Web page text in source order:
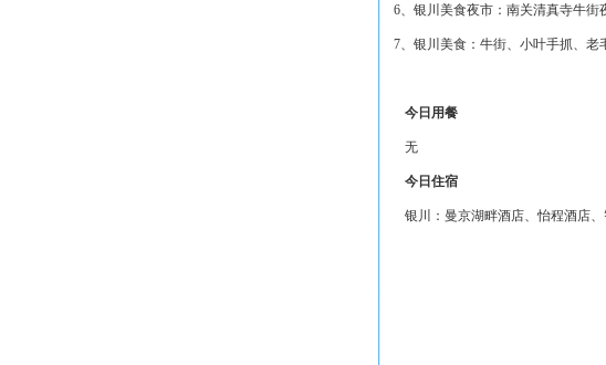
6、银川美食夜市：南关清真寺牛街
7、银川美食：牛街、小叶手抓、
今日用餐
无
今日住宿
银川：曼京湖畔酒店、怡程酒店